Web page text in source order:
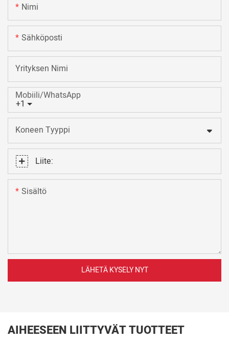
Nimi
Sähköposti
Yrityksen Nimi
+1
Mobiili/WhatsApp
Koneen Tyyppi
Liite:
Sisältö
LÄHETÄ KYSELY NYT
AIHEESEEN LIITTYVÄT TUOTTEET